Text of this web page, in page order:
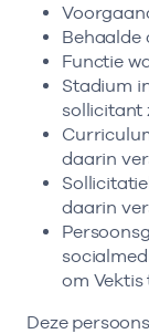
Behaalde
Functie
Stadium
sollicitant
daarin
daarin
om Vektis
Deze